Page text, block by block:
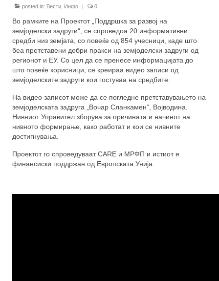
развој на земјоделски задруги
За спроведувачите
За тимот
Можности за поддршка
Публикации
ЧПП
Контакт
posted in: Вести Инфо | 0
Во рамките на Проектот „Поддршка за развој на
земјоделски задруги“, се спроведоа 20 информативни
средби низ земјата, со повеќе од 854 учесници, каде што
беа претставени добри пракси на земјоделски задруги од
регионот и ЕУ. Со цел да се пренесе информацијата до
што повеќе корисници, се креираа видео записи од
земјоделските задруги кои гостуваа на средбите.
На видео записот може да се погледне претставувањето на
земјоделската задруга „Вочар Сланкамен“, Војводина.
Нивниот Управител зборува за причината и начинот на
нивното формирање, како работат и кои се нивните
достигнувања.
Проектот го спроведуваат CARE и МРФП и истиот е
финансиски поддржан од Европската Унија.